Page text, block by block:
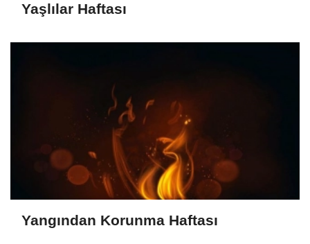
Yaşlılar Haftası
Yangından Korunma Haftası